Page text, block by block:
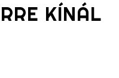
KÍNÁL